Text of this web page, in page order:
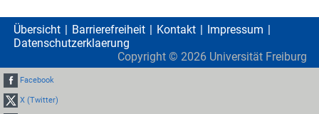
Übersicht Barrierefreiheit Kontakt
Impressum
Datenschutzerklaerung
Copyright © 2026 Universität Freiburg
Facebook
X (Twitter)